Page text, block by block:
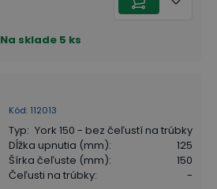
Na sklade 5 ks
Kód: 112013
Typ: York 150 - bez čeľustí na trúbky
Dĺžka upnutia (mm):
125
Šírka čeľuste (mm):
150
Čeľusti na trúbky: -